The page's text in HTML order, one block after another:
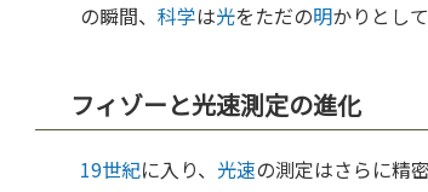
の瞬間、 科学は光をただの明かりとし
フィゾーと光速測定の進化
19世紀に入り、 光速の測定はさらに精